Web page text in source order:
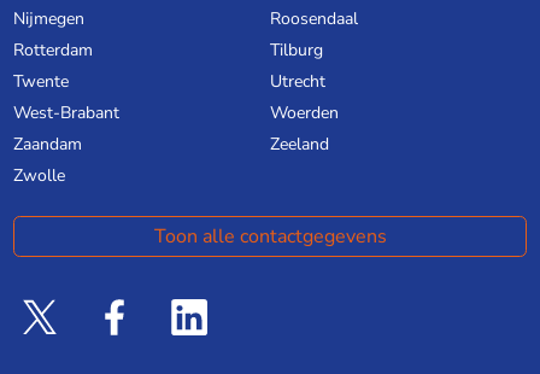
Nijmegen
Roosendaal
Rotterdam
Tilburg
Twente
Utrecht
West-Brabant
Woerden
Zaandam
Zeeland
Zwolle
Toon alle contactgegevens